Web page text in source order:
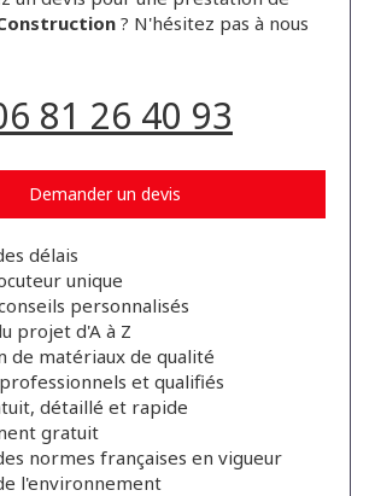
? N'hésitez pas à nous
81 26 40 93
Demander un devis
délais
unique
personnalisés
projet d'A à Z
de matériaux de qualité
et qualifiés
détaillé et rapide
gratuit
normes françaises en vigueur
l'environnement